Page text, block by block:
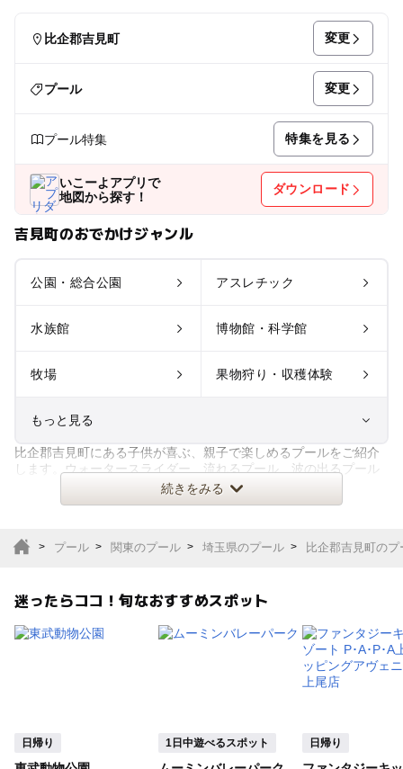
比企郡吉見町 変更
プール 変更
プール特集 特集を見る
いこーよアプリで
地図から探す！
ダウンロード
吉見町のおでかけジャンル
公園・総合公園 アスレチック
水族館 博物館・科学館
牧場 果物狩り・収穫体験
もっと見る
室内遊び場 遊園地
サファリパーク
植物園・フラワーパー
比企郡吉見町にある子供が喜ぶ、親子で楽しめるプールをご紹介
します。ウォータースライダー、流れるプール、波の出るプール
などのアトラクションプールか続きをみる
プール 関東のプール 埼玉県のプール 比企郡吉見町のプ
迷ったらココ！旬なおすすめスポット
日帰り 1日中遊べるスポット 日帰り